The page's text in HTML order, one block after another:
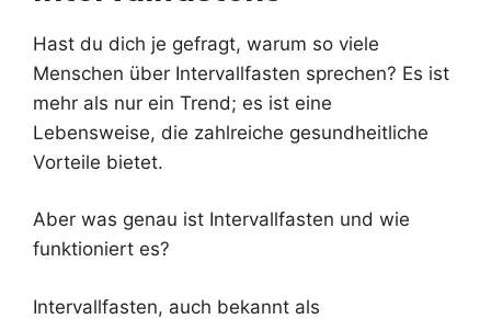
Hast du dich je gefragt, warum so viele
Menschen über Intervallfasten sprechen? Es ist
mehr als nur ein Trend; es ist eine
Lebensweise, die zahlreiche gesundheitliche
Vorteile bietet.
Aber was genau ist Intervallfasten und wie
funktioniert es?
Intervallfasten, auch bekannt als